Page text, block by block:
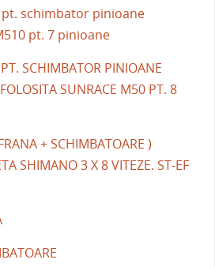
schimbator pinioane
pt. 7 pinioane
SCHIMBATOR PINIOANE
SUNRACE M50 PT. 8
+ SCHIMBATOARE )
SHIMANO 3 X 8 VITEZE. ST-EF